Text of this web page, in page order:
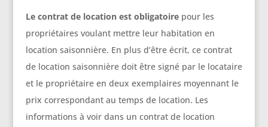
Le contrat de location est obligatoirepour les
propriétaires voulant mettre leur habitation en
location saisonnière. En plus d’être écrit, ce contrat
de location saisonnière doit être signé par le locataire
et le propriétaire en deux exemplaires moyennant le
prix correspondant au temps de location. Les
informations à voir dans un contrat de location